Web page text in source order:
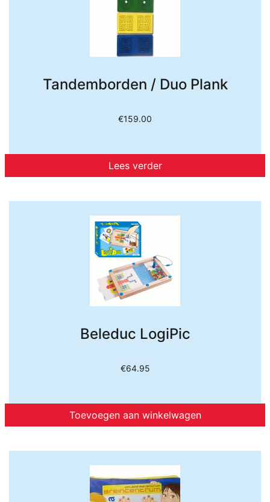
Tandemborden / Duo Plank
€159.00
Lees verder
Beleduc LogiPic
€64.95
Toevoegen aan winkelwagen